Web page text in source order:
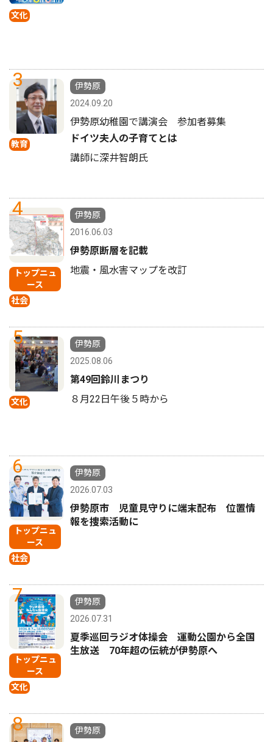
文化
3
教育
伊勢原
2024.09.20
伊勢原幼稚園で講演会 参加者募集
ドイツ夫人の子育てとは
講師に深井智朗氏
4
トップニュ
ース
社会
伊勢原
2016.06.03
伊勢原断層を記載
地震・風水害マップを改訂
5
文化
伊勢原
2025.08.06
第49回鈴川まつり
８月22日午後５時から
6
トップニュ
ース
社会
伊勢原
2026.07.03
伊勢原市 児童見守りに端末配布 位置情
報を捜索活動に
7
トップニュ
ース
文化
伊勢原
2026.07.31
夏季巡回ラジオ体操会 運動公園から全国
生放送 70年超の伝統が伊勢原へ
8
伊勢原